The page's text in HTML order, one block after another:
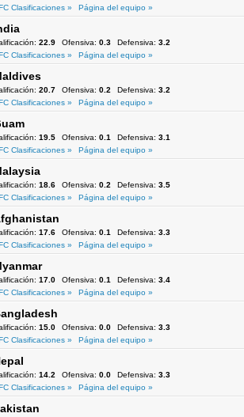
Clasificaciones »
Página del equipo »
22.9 Ofensiva: 0.3 Defensiva: 3.2
Clasificaciones »
Página del equipo »
20.7 Ofensiva: 0.2 Defensiva: 3.2
Clasificaciones »
Página del equipo »
19.5 Ofensiva: 0.1 Defensiva: 3.1
Clasificaciones »
Página del equipo »
18.6 Ofensiva: 0.2 Defensiva: 3.5
Clasificaciones »
Página del equipo »
17.6 Ofensiva: 0.1 Defensiva: 3.3
Clasificaciones »
Página del equipo »
17.0 Ofensiva: 0.1 Defensiva: 3.4
Clasificaciones »
Página del equipo »
15.0 Ofensiva: 0.0 Defensiva: 3.3
Clasificaciones »
Página del equipo »
14.2 Ofensiva: 0.0 Defensiva: 3.3
Clasificaciones »
Página del equipo »